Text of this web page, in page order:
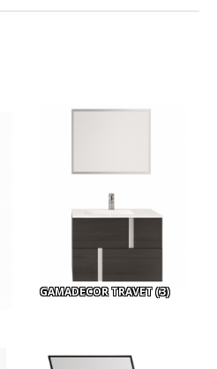
GAMADECOR TRAVET(3)